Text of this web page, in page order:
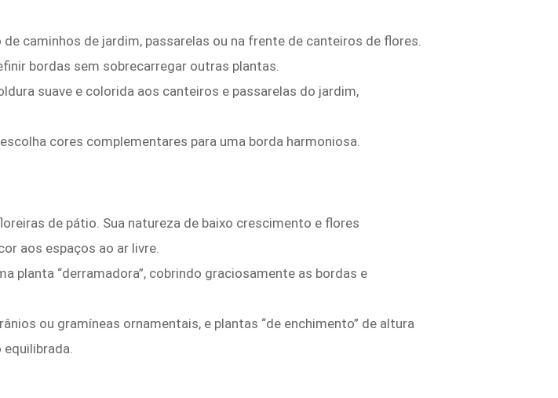
caminhos de jardim, passarelas ou na frente de canteiros de flores.
bordas sem sobrecarregar outras plantas.
suave e colorida aos canteiros e passarelas do jardim,
cores complementares para uma borda harmoniosa.
de pátio. Sua natureza de baixo crescimento e flores
aos espaços ao ar livre.
planta “derramadora”, cobrindo graciosamente as bordas e
ou gramíneas ornamentais, e plantas “de enchimento” de altura
equilibrada.